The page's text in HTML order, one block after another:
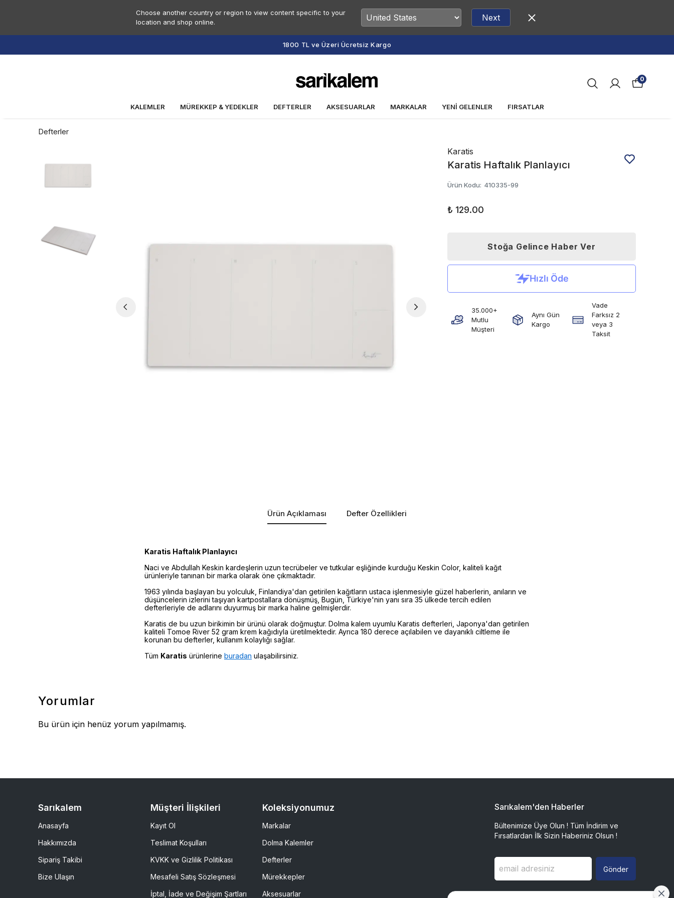
Choose another country or region to view content specific to your
location and shop online.
Next
1800 TL ve Üzeri Ücretsiz Kargo
KALEMLER MÜREKKEP & YEDEKLER DEFTERLER AKSESUARLAR MARKALAR YENİ GELENLER FIRSATLAR
0
Defterler
Karatis
Karatis Haftalık Planlayıcı
Ürün Kodu: 410335-99
₺ 129.00
Stoğa Gelince Haber Ver
35.000+
Mutlu
Müşteri
Aynı Gün
Kargo
Vade
Farksız 2
veya 3
Taksit
Ürün Açıklaması Defter Özellikleri
Karatis Haftalık Planlayıcı
Naci ve Abdullah Keskin kardeşlerin uzun tecrübeler ve tutkular eşliğinde kurduğu Keskin Color, kaliteli kağıt
ürünleriyle tanınan bir marka olarak öne çıkmaktadır.
1963 yılında başlayan bu yolculuk, Finlandiya'dan getirilen kağıtların ustaca işlenmesiyle güzel haberlerin, anıların ve
düşüncelerin izlerini taşıyan kartpostallara dönüşmüş, Bugün, Türkiye'nin yanı sıra 35 ülkede tercih edilen
defterleriyle de adlarını duyurmuş bir marka haline gelmişlerdir.
Karatis de bu uzun birikimin bir ürünü olarak doğmuştur. Dolma kalem uyumlu Karatis defterleri, Japonya'dan getirilen
kaliteli Tomoe River 52 gram krem kağıdıyla üretilmektedir. Ayrıca 180 derece açılabilen ve dayanıklı ciltleme ile
korunan bu defterler, kullanım kolaylığı sağlar.
Tüm Karatis ürünlerine buradan ulaşabilirsiniz.
Yorumlar
Bu ürün için henüz yorum yapılmamış.
Sarıkalem
Anasayfa
Hakkımızda
Sipariş Takibi
Bize Ulaşın
Müşteri İlişkileri
Kayıt Ol
Teslimat Koşulları
KVKK ve Gizlilik Politikası
Mesafeli Satış Sözleşmesi
İptal, İade ve Değişim Şartları
Koleksiyonumuz
Markalar
Dolma Kalemler
Defterler
Mürekkepler
Aksesuarlar
Sarıkalem'den Haberler
Bültenimize Üye Olun ! Tüm İndirim ve
Fırsatlardan İlk Sizin Haberiniz Olsun !
Gönder